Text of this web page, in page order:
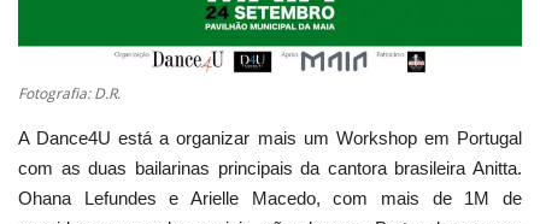
Ambiente
Fotografia: D.R.
​A Dance4U está a organizar mais um Workshop em Portugal
com as duas bailarinas principais da cantora brasileira Anitta.
Ohana Lefundes e Arielle Macedo, com mais de 1M de